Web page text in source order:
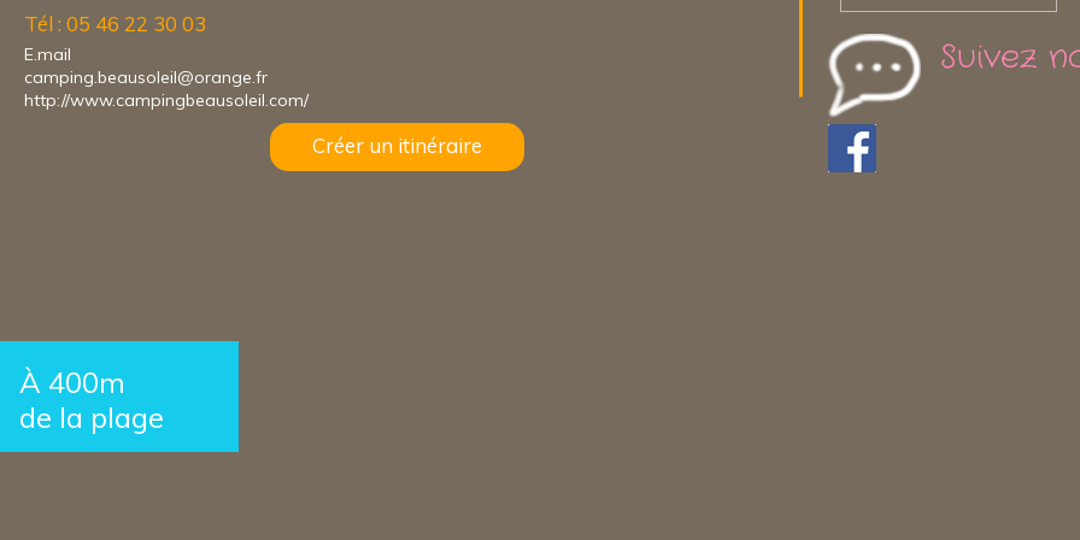
Tél : 05 46 22 30 03
E.mail
camping.beausoleil@orange.fr
http://www.campingbeausoleil.com/
Créer un itinéraire
Suivez
À 400m
de la plage